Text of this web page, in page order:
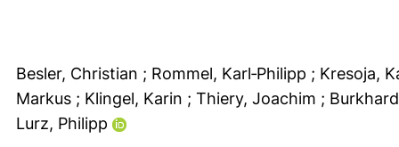
Besler, Christian ; Rommel, Karl‐Philipp ; Kresoja,
Markus ; Klingel, Karin ; Thiery, Joachim ;
Lurz, Philipp